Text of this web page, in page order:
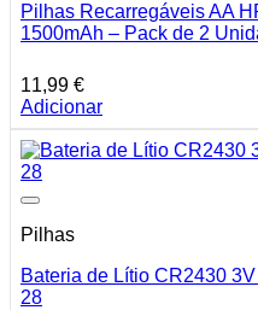
Pilhas Recarregáveis AA
1500mAh – Pack de 2
11,99 €
Adicionar
Pilhas
Bateria de Lítio CR2430
28